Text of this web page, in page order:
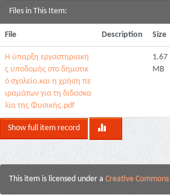
Files in This Item:
File Description Size
Η ύπαρξη εργαστηριακή
ς υποδομής στο δημοτικ
ό σχολείο.και η χρήση πε
ιραμάτων για τη διδασκα
λία της Φυσικής.pdf
1.67
MB
Show full item record
This item is licensed under a Creative Commons